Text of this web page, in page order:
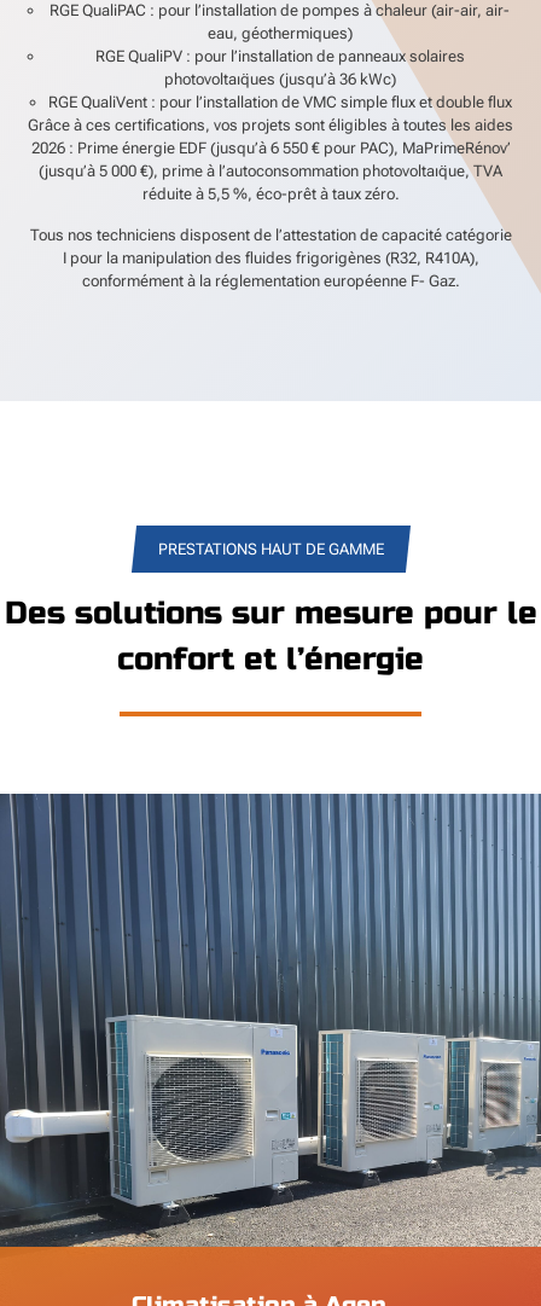
RGE QualiPAC : pour l’installation de pompes à chaleur (air-air, air-
eau, géothermiques)
RGE QualiPV : pour l’installation de panneaux solaires
photovoltaıq̈ues (jusqu’à 36 kWc)
RGE QualiVent : pour l’installation de VMC simple flux et double flux
Grâce à ces certifications, vos projets sont éligibles à toutes les aides
2026 : Prime énergie EDF (jusqu’à 6 550 € pour PAC), MaPrimeRénov’
(jusqu’à 5 000 €), prime à l’autoconsommation photovoltaıq̈ue, TVA
réduite à 5,5 %, éco-prêt à taux zéro.
Tous nos techniciens disposent de l’attestation de capacité catégorie
I pour la manipulation des fluides frigorigènes (R32, R410A),
conformément à la réglementation européenne F- Gaz.
PRESTATIONS HAUT DE GAMME
Des solutions sur mesure pour le
confort et l’énergie